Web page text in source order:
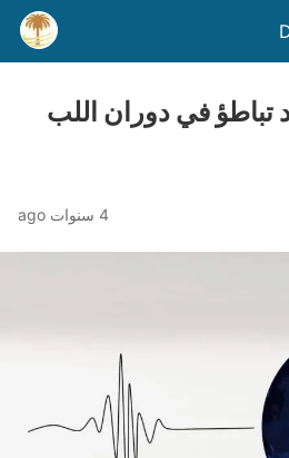
تباطؤ في دوران اللب
4 سنوات ago